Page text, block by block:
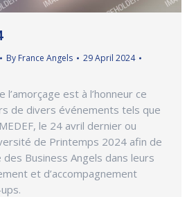
By France Angels
29 April 2024
l’amorçage est à l’honneur ce
de divers événements tels que
le 24 avril dernier ou
de Printemps 2024 afin de
Business Angels dans leurs
et d’accompagnement